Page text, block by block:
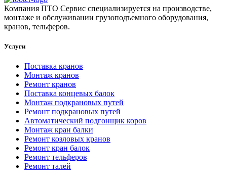
Компания ПТО Сервис специализируется на производстве,
монтаже и обслуживании грузоподъемного оборудования,
кранов, тельферов.
Услуги
Поставка кранов
Монтаж кранов
Ремонт кранов
Поставка концевых балок
Монтаж подкрановых путей
Ремонт подкрановых путей
Автоматический подгонщик коров
Монтаж кран балки
Ремонт козловых кранов
Ремонт кран балок
Ремонт тельферов
Ремонт талей